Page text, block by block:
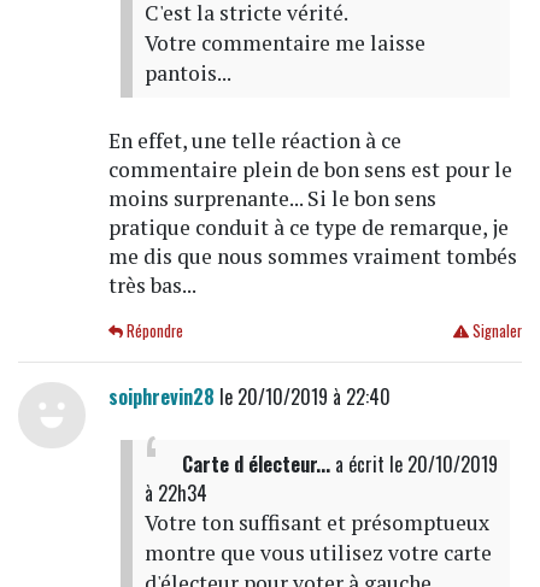
C'est la stricte vérité.
Votre commentaire me laisse
pantois...
En effet, une telle réaction à ce
commentaire plein de bon sens est pour le
moins surprenante... Si le bon sens
pratique conduit à ce type de remarque, je
me dis que nous sommes vraiment tombés
très bas...
Signaler
Répondre
soiphrevin28 le 20/10/2019 à 22:40
Carte d électeur...a écrit le 20/10/2019
à 22h34
Votre ton suffisant et présomptueux
montre que vous utilisez votre carte